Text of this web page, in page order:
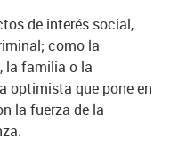
de interés social,
como la
la familia o la
optimista que pone en
la fuerza de la